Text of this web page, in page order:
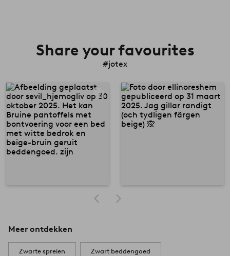
Share your favourites
#jotex
Meer ontdekken
Zwarte spreien Zwart beddengoed